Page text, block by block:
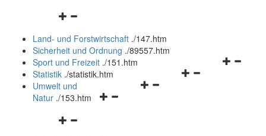
Navigationsmenü
und
schließen
Land- und Forstwirtschaft ./147.htm
Sicherheit und Ordnung ./89557.htm
Navigationsmenü
Sport und Freizeit ./151.htm
Navigationsmenü
Statistik ./statistik.htm
Navigationsmenü
Umwelt und
Natur ./153.htm
Navigationsmenü